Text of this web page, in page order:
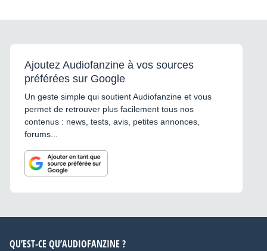
général, matériel installé en
récupérer sur place près de
Rennes. Prévoir véhicule
adapté et manutention. Devis
disponible sur demande. Prix
: 4 900 € à débattre
raisonnablement.
Ajoutez Audiofanzine à vos sources
préférées sur Google
Un geste simple qui soutient Audiofanzine et vous
permet de retrouver plus facilement tous nos
contenus : news, tests, avis, petites annonces,
forums...
QU’EST-CE QU’AUDIOFANZINE ?